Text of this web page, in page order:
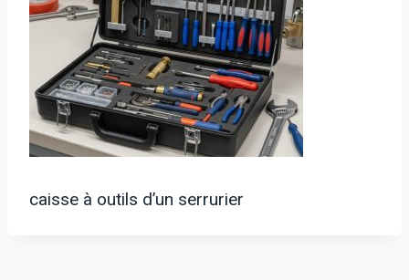
caisse à outils d’un serrurier